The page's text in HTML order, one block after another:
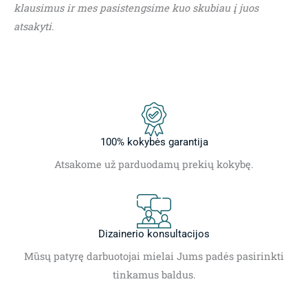
klausimus ir mes pasistengsime kuo skubiau į juos
atsakyti.
100% kokybės garantija
Atsakome už parduodamų prekių kokybę.
Dizainerio konsultacijos
Mūsų patyrę darbuotojai mielai Jums padės pasirinkti
tinkamus baldus.